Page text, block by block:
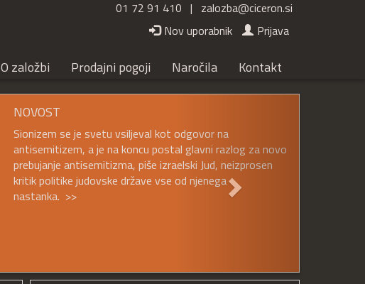
01 72 91 410 | zalozba@ciceron.si
Nov uporabnik
Prijava
O založbi Prodajni pogoji Naročila Kontakt
NOVOST
Sionizem se je svetu vsiljeval kot odgovor na
antisemitizem, a je na koncu postal glavni razlog za novo
prebujanje antisemitizma, piše izraelski Jud, neizprosen
kritik politike judovske države vse od njenega
nastanka. >>